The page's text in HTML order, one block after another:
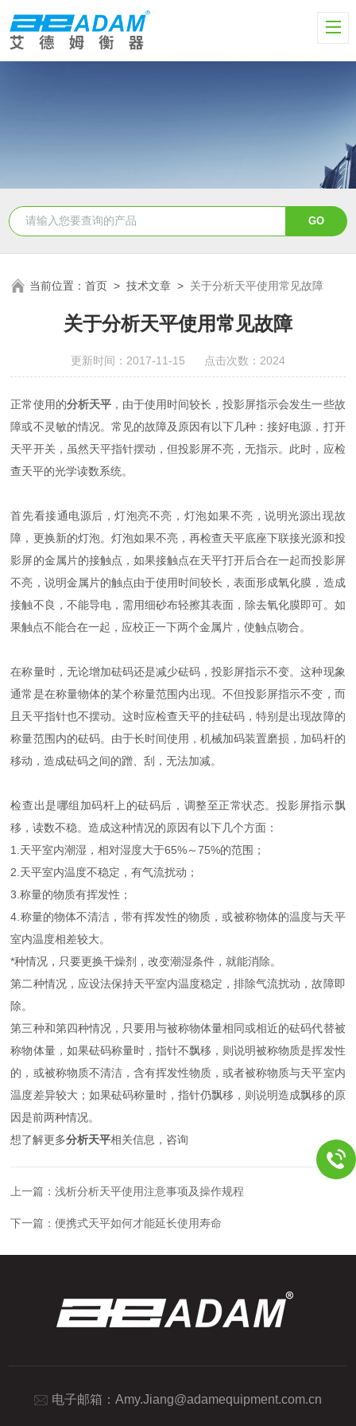
当前位置：首页 >技术文章 > 关于分析天平使用常见故障
关于分析天平使用常见故障
更新时间：2017-11-15 点击次数：2024
正常使用的分析天平，由于使用时间较长，投影屏指示会发生一些故
障或不灵敏的情况。常见的故障及原因有以下几种：接好电源，打开
天平开关，虽然天平指针摆动，但投影屏不亮，无指示。此时，应检
查天平的光学读数系统。
首先看接通电源后，灯泡亮不亮，灯泡如果不亮，说明光源出现故
障，更换新的灯泡。灯泡如果不亮，再检查天平底座下联接光源和投
影屏的金属片的接触点，如果接触点在天平打开后合在一起而投影屏
不亮，说明金属片的触点由于使用时间较长，表面形成氧化膜，造成
接触不良，不能导电，需用细砂布轻擦其表面，除去氧化膜即可。如
果触点不能合在一起，应校正一下两个金属片，使触点吻合。
在称量时，无论增加砝码还是减少砝码，投影屏指示不变。这种现象
通常是在称量物体的某个称量范围内出现。不但投影屏指示不变，而
且天平指针也不摆动。这时应检查天平的挂砝码，特别是出现故障的
称量范围内的砝码。由于长时间使用，机械加码装置磨损，加码杆的
移动，造成砝码之间的蹭、刮，无法加减。
检查出是哪组加码杆上的砝码后，调整至正常状态。投影屏指示飘
移，读数不稳。造成这种情况的原因有以下几个方面：
1.天平室内潮湿，相对湿度大于65%～75%的范围；
2.天平室内温度不稳定，有气流扰动；
3.称量的物质有挥发性；
4.称量的物体不清洁，带有挥发性的物质，或被称物体的温度与天平
室内温度相差较大。
*种情况，只要更换干燥剂，改变潮湿条件，就能消除。
第二种情况，应设法保持天平室内温度稳定，排除气流扰动，故障即
除。
第三种和第四种情况，只要用与被称物体量相同或相近的砝码代替被
称物体量，如果砝码称量时，指针不飘移，则说明被称物质是挥发性
的，或被称物质不清洁，含有挥发性物质，或者被称物质与天平室内
温度差异较大；如果砝码称量时，指针仍飘移，则说明造成飘移的原
因是前两种情况。
想了解更多分析天平相关信息，咨询
上一篇：浅析分析天平使用注意事项及操作规程
下一篇：便携式天平如何才能延长使用寿命
电子邮箱： Amy.Jiang@adamequipment.com.cn